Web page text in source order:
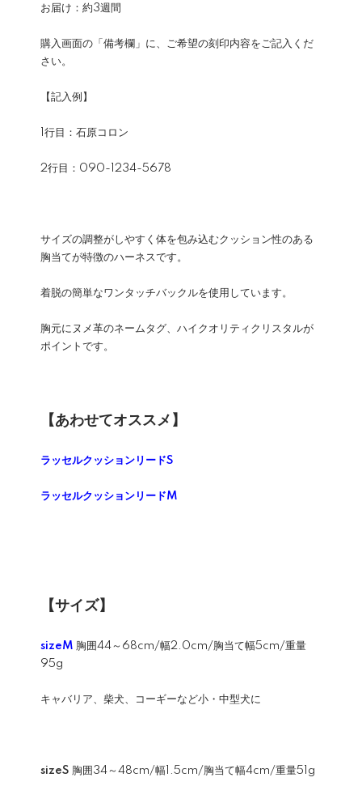
お届け：約3週間
購入画面の「備考欄」に、ご希望の刻印内容をご記入くだ
さい。
【記入例】
1行目：石原コロン
2行目：090-1234-5678
サイズの調整がしやすく体を包み込むクッション性のある
胸当てが特徴のハーネスです。
着脱の簡単なワンタッチバックルを使用しています。
胸元にヌメ革のネームタグ、ハイクオリティクリスタルが
ポイントです。
【あわせてオススメ】
ラッセルクッションリードS
ラッセルクッションリードM
【サイズ】
sizeM 胸囲44～68cm/幅2.0cm/胸当て幅5cm/重量
95g
キャバリア、柴犬、コーギーなど小・中型犬に
sizeS 胸囲34～48cm/幅1.5cm/胸当て幅4cm/重量51g